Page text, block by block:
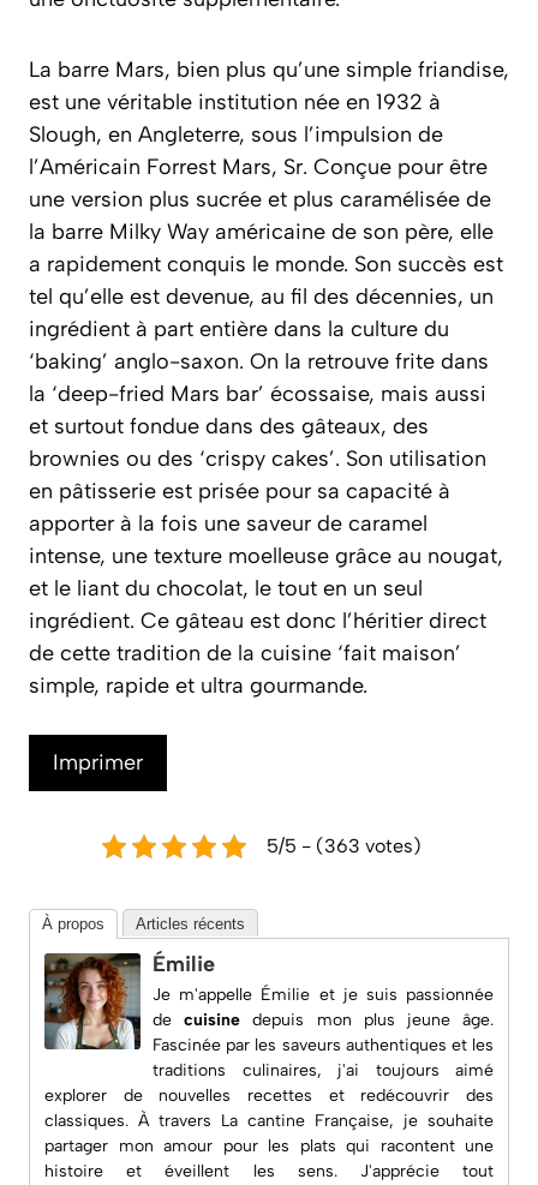
La barre Mars, bien plus qu’une simple friandise,
est une véritable institution née en 1932 à
Slough, en Angleterre, sous l’impulsion de
l’Américain Forrest Mars, Sr. Conçue pour être
une version plus sucrée et plus caramélisée de
la barre Milky Way américaine de son père, elle
a rapidement conquis le monde. Son succès est
tel qu’elle est devenue, au fil des décennies, un
ingrédient à part entière dans la culture du
‘baking’ anglo-saxon. On la retrouve frite dans
la ‘deep-fried Mars bar’ écossaise, mais aussi
et surtout fondue dans des gâteaux, des
brownies ou des ‘crispy cakes’. Son utilisation
en pâtisserie est prisée pour sa capacité à
apporter à la fois une saveur de caramel
intense, une texture moelleuse grâce au nougat,
et le liant du chocolat, le tout en un seul
ingrédient. Ce gâteau est donc l’héritier direct
de cette tradition de la cuisine ‘fait maison’
simple, rapide et ultra gourmande.
Imprimer
5/5 - (363 votes)
À propos Articles récents
Émilie
Je m'appelle Émilie et je suis passionnée
decuisine depuis mon plus jeune âge.
Fascinée par les saveurs authentiques et les
traditions culinaires, j'ai toujours aimé
explorer de nouvelles recettes et redécouvrir des
classiques. À travers La cantine Française, je souhaite
partager mon amour pour les plats qui racontent une
histoire et éveillent les sens. J'apprécie tout